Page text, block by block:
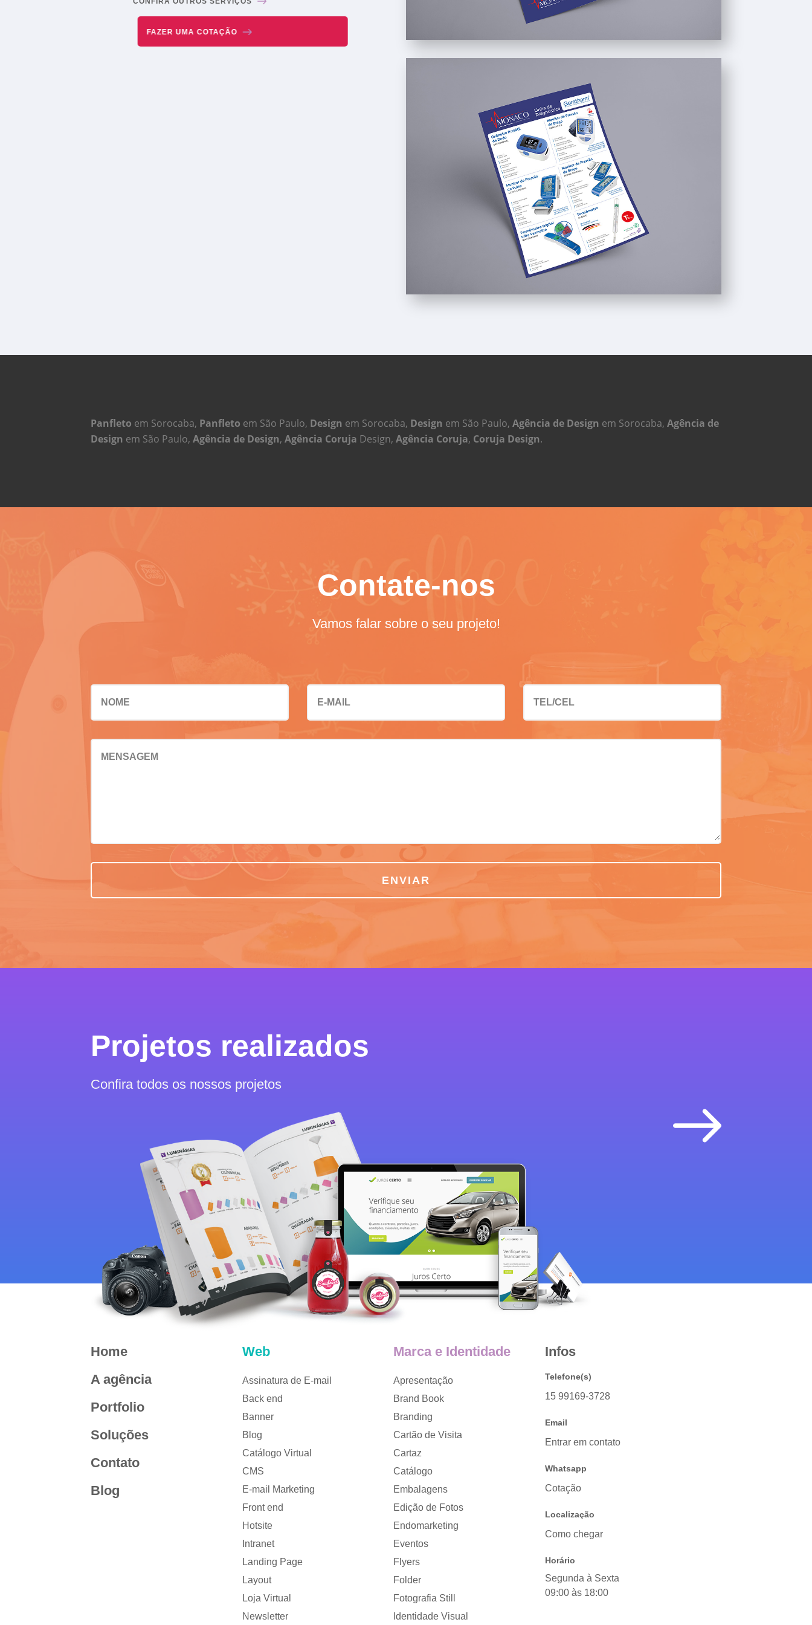
FAZER UMA COTAÇÃO
Panfleto em Sorocaba, Panfleto em São Paulo, Design em Sorocaba, Design em São Paulo, Agência de Design em Sorocaba, Agência de
Design em São Paulo, Agência de Design, Agência Coruja Design, Agência Coruja, Coruja Design.
Contate-nos
Vamos falar sobre o seu projeto!
NOME E-MAIL TEL/CEL
MENSAGEM
ENVIAR
Projetos realizados
Confira todos os nossos projetos
Home
A agência
Portfolio
Soluções
Contato
Blog
Web
Assinatura de E-mail
Back end
Banner
Blog
Catálogo Virtual
CMS
E-mail Marketing
Front end
Hotsite
Intranet
Landing Page
Layout
Loja Virtual
Newsletter
Marca e Identidade
Apresentação
Brand Book
Branding
Cartão de Visita
Cartaz
Catálogo
Embalagens
Edição de Fotos
Endomarketing
Eventos
Flyers
Folder
Fotografia Still
Identidade Visual
Infos
Telefone(s)
15 99169-3728
Email
Entrar em contato
Whatsapp
Cotação
Localização
Como chegar
Horário
Segunda à Sexta
09:00 às 18:00